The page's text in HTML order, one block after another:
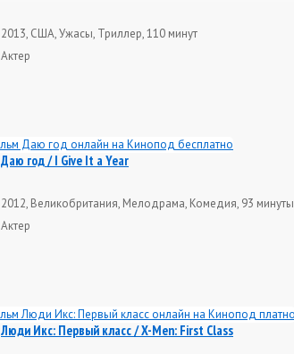
2013, США, Ужасы, Триллер, 110 минут
Актер
Даю год / I Give It a Year
2012, Великобритания, Мелодрама, Комедия, 93 минуты
Актер
Люди Икс: Первый класс / X-Men: First Class